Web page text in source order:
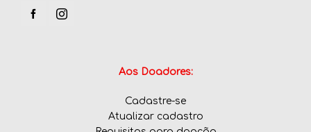
Aos Doadores:
Cadastre-se
Atualizar cadastro